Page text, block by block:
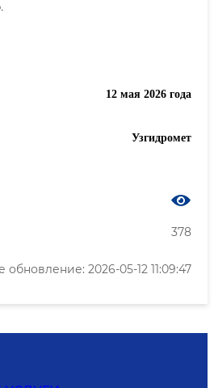
12 мая 2026 года
Узгидромет
378
обновление: 2026-05-12 11:09:47